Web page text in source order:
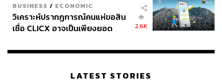
3.3K
THE STANDARD TEAM
BUSINESS / ECONOMIC
วิเคราะห์ปรากฏการณ์คนแห่ขอสิน
เชื่อ CLICX อาจเป็นเพียงยอด
เรือนไทยที่ถูกซุกไว้
2.6K
LATEST STORIES